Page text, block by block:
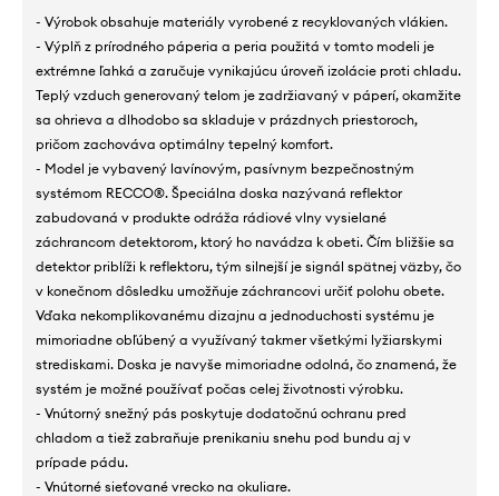
- Výrobok obsahuje materiály vyrobené z recyklovaných vlákien.
- Výplň z prírodného páperia a peria použitá v tomto modeli je
extrémne ľahká a zaručuje vynikajúcu úroveň izolácie proti chladu.
Teplý vzduch generovaný telom je zadržiavaný v páperí, okamžite
sa ohrieva a dlhodobo sa skladuje v prázdnych priestoroch,
pričom zachováva optimálny tepelný komfort.
- Model je vybavený lavínovým, pasívnym bezpečnostným
systémom RECCO®. Špeciálna doska nazývaná reflektor
zabudovaná v produkte odráža rádiové vlny vysielané
záchrancom detektorom, ktorý ho navádza k obeti. Čím bližšie sa
detektor priblíži k reflektoru, tým silnejší je signál spätnej väzby, čo
v konečnom dôsledku umožňuje záchrancovi určiť polohu obete.
Vďaka nekomplikovanému dizajnu a jednoduchosti systému je
mimoriadne obľúbený a využívaný takmer všetkými lyžiarskymi
strediskami. Doska je navyše mimoriadne odolná, čo znamená, že
systém je možné používať počas celej životnosti výrobku.
- Vnútorný snežný pás poskytuje dodatočnú ochranu pred
chladom a tiež zabraňuje prenikaniu snehu pod bundu aj v
prípade pádu.
- Vnútorné sieťované vrecko na okuliare.